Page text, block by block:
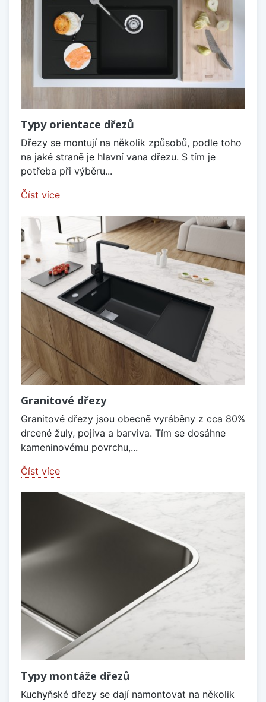
Typy orientace dřezů
Dřezy se montují na několik způsobů, podle toho
na jaké straně je hlavní vana dřezu. S tím je
potřeba při výběru...
Číst více
Granitové dřezy
Granitové dřezy jsou obecně vyráběny z cca 80%
drcené žuly, pojiva a barviva. Tím se dosáhne
kameninovému povrchu,...
Číst více
Typy montáže dřezů
Kuchyňské dřezy se dají namontovat na několik